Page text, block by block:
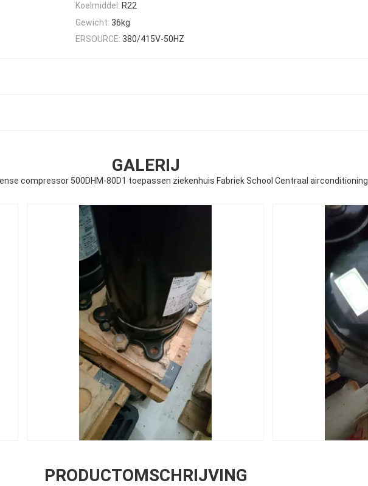
Koelmiddel: R22
Gewicht: 36kg
ERSOURCE: 380/415V-50HZ
GALERIJ
compressor 500DHM-80D1 toepassen ziekenhuis Fabriek School Centraal airconditioning
PRODUCTOMSCHRIJVING